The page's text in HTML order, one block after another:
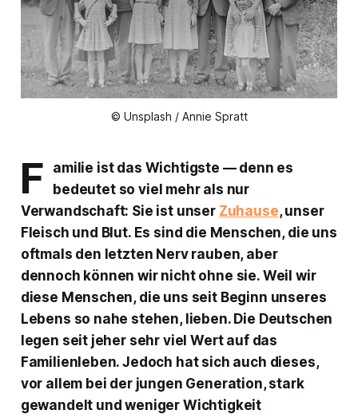
© Unsplash / Annie Spratt
F
amilie ist das Wichtigste — denn es
bedeutet so viel mehr als nur
Verwandschaft: Sie ist unser Zuhause, unser
Fleisch und Blut. Es sind die Menschen, die uns
oftmals den letzten Nerv rauben, aber
dennoch können wir nicht ohne sie. Weil wir
diese Menschen, die uns seit Beginn unseres
Lebens so nahe stehen, lieben. Die Deutschen
legen seit jeher sehr viel Wert auf das
Familienleben. Jedoch hat sich auch dieses,
vor allem bei der jungen Generation, stark
gewandelt und weniger Wichtigkeit